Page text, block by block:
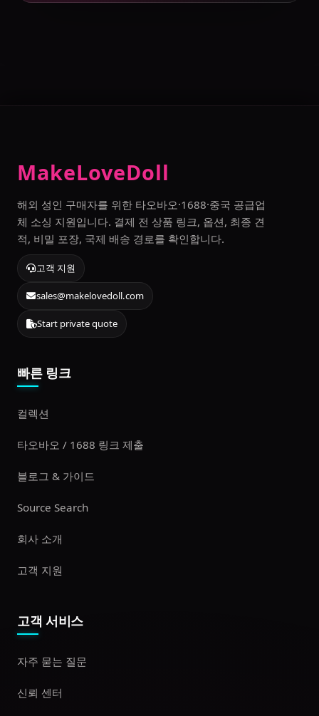
MakeLoveDoll
해외 성인 구매자를 위한 타오바오·1688·중국 공급업
체 소싱 지원입니다. 결제 전 상품 링크, 옵션, 최종 견
적, 비밀 포장, 국제 배송 경로를 확인합니다.
고객 지원
sales@makelovedoll.com
Start private quote
빠른 링크
컬렉션
타오바오 / 1688 링크 제출
블로그 & 가이드
Source Search
회사 소개
고객 지원
고객 서비스
자주 묻는 질문
신뢰 센터